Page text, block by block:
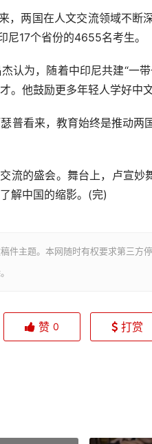
两国在人文交流领域不断
尼17个省份的4655名考生。
为，随着中印尼共建“一带
。他鼓励更多年轻人学好中
看来，教育始终是推动两
的盛会。舞台上，卢宣妙
解中国的缩影。(完)
件主题。本网随时有权要求第三方停
赞 0 打赏